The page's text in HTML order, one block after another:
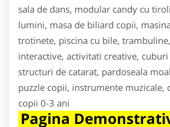
sala de dans, modular candy cu
lumini, masa de biliard copii,
trotinete, piscina cu bile,
interactive, activitati creative, cuburi
structuri de catarat, pardoseala
puzzle copii, instrumente muzicale,
copii 0-3 ani
Pagina